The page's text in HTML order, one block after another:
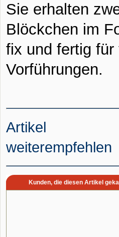
Sie erhalten
Blöckchen im
fix und fertig
Vorführungen.
Artikel
weiterempfehlen
Kunden, die diesen Artikel